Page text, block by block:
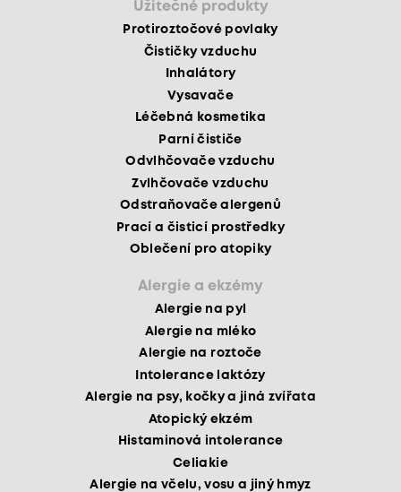
Užitečné produkty
Protiroztočové povlaky
Čističky vzduchu
Inhalátory
Vysavače
Léčebná kosmetika
Parní čističe
Odvlhčovače vzduchu
Zvlhčovače vzduchu
Odstraňovače alergenů
Prací a čisticí prostředky
Oblečení pro atopiky
Alergie a ekzémy
Alergie na pyl
Alergie na mléko
Alergie na roztoče
Intolerance laktózy
Alergie na psy, kočky a jiná zvířata
Atopický ekzém
Histaminová intolerance
Celiakie
Alergie na včelu, vosu a jiný hmyz